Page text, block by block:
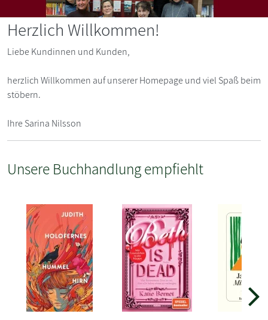
Herzlich Willkommen!
Liebe Kundinnen und Kunden,
herzlich Willkommen auf unserer Homepage und viel Spaß beim
stöbern.
Ihre Sarina Nilsson
Unsere Buchhandlung empfiehlt